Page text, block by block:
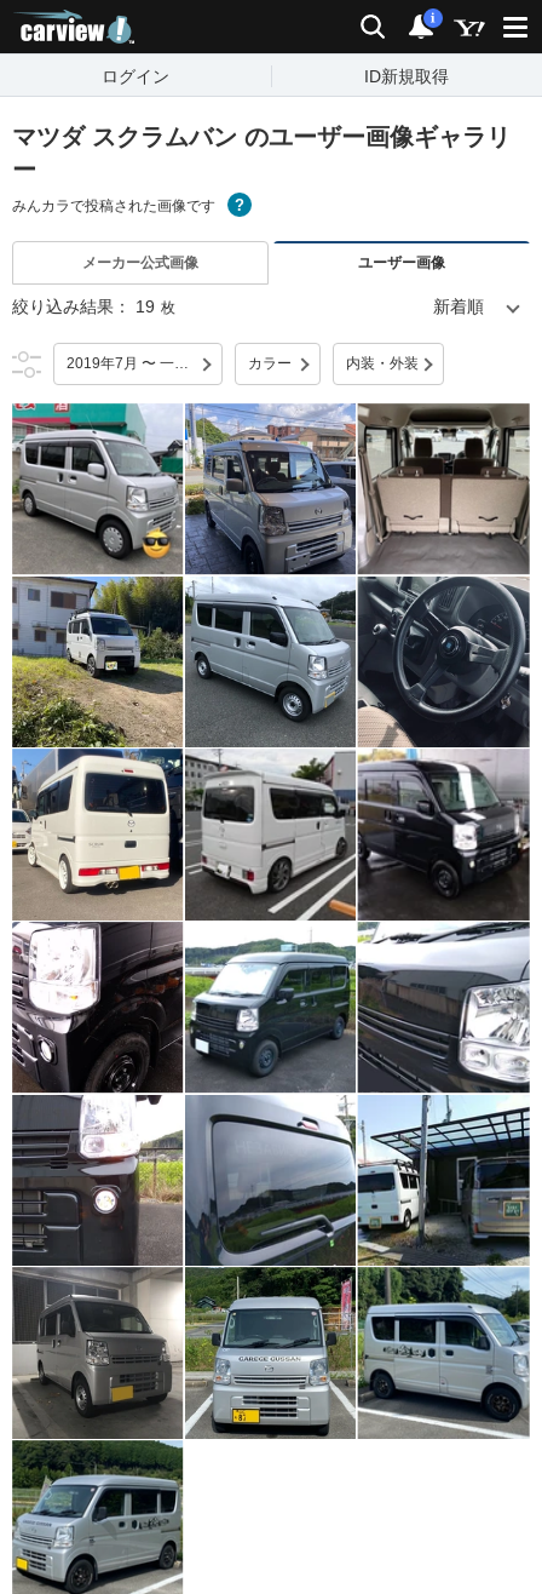
検索 通知
i
ログイン ID新規取得
マツダ スクラムバン のユーザー画像ギャラリ
ー
みんカラで投稿された画像です
メーカー公式画像 ユーザー画像
絞り込み結果： 19 枚
2019年7月 〜 一部改良 カラー 内装・外装